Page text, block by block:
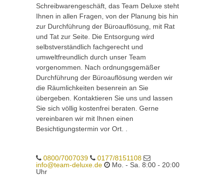
Schreibwarengeschäft, das Team Deluxe steht
Ihnen in allen Fragen, von der Planung bis hin
zur Durchführung der Büroauflösung, mit Rat
und Tat zur Seite. Die Entsorgung wird
selbstverständlich fachgerecht und
umweltfreundlich durch unser Team
vorgenommen. Nach ordnungsgemäßer
Durchführung der Büroauflösung werden wir
die Räumlichkeiten besenrein an Sie
übergeben. Kontaktieren Sie uns und lassen
Sie sich völlig kostenfrei beraten. Gerne
vereinbaren wir mit Ihnen einen
Besichtigungstermin vor Ort. .
0800/7007039
0177/8151108
info@team-deluxe.de
Mo. - Sa. 8:00 - 20:00
Uhr